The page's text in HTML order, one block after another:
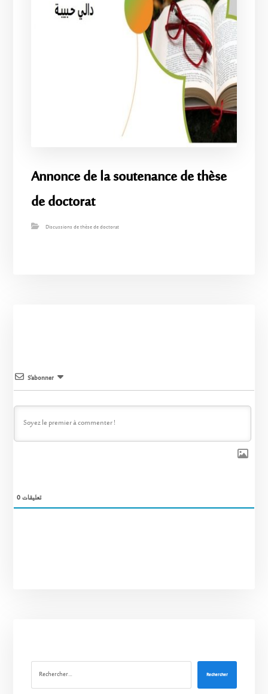
Annonce de la soutenance de thèse
de doctorat
Discussions de thèse de doctorat
S’abonner
0تعليقات
Rechercher